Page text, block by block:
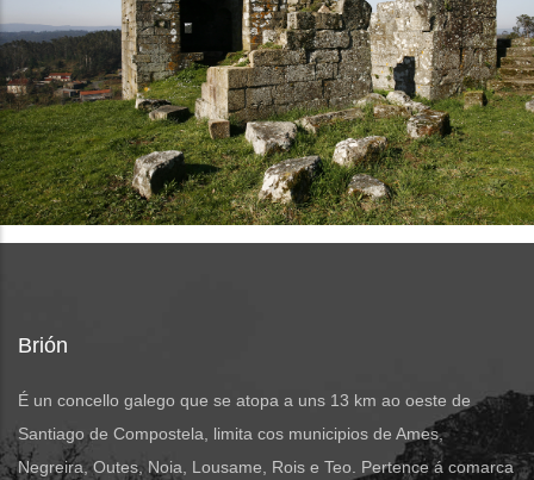
Brión
É un concello galego que se atopa a uns 13 km ao oeste de
Santiago de Compostela, limita cos municipios de Ames,
Negreira, Outes, Noia, Lousame, Rois e Teo. Pertence á comarca